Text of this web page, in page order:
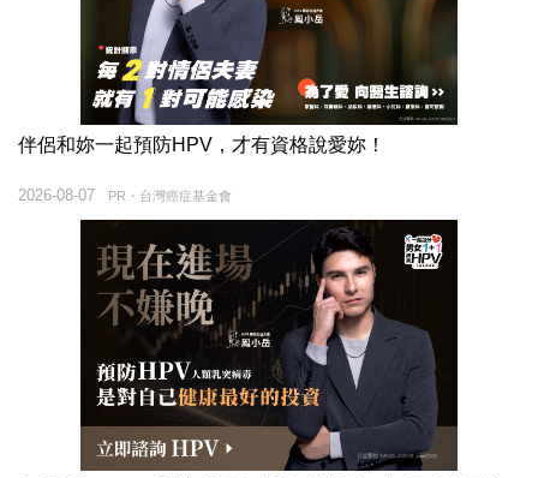
伴侶和妳一起預防HPV，才有資格說愛妳！
PR・台灣癌症基金會
2026-08-07